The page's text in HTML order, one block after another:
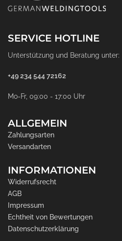
SERVICE HOTLINE
Unterstützung und Beratung unter:
+49 234 544 72162
Mo-Fr, 09:00 - 17:00 Uhr
ALLGEMEIN
Zahlungsarten
Versandarten
INFORMATIONEN
Widerrufsrecht
AGB
Impressum
Echtheit von Bewertungen
Datenschutzerklärung